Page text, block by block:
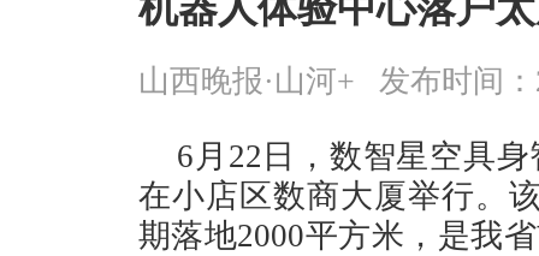
山西晚报·山河+ 发布时间：
6月22日，数智星空具
在小店区数商大厦举行。
期落地2000平方米，是我